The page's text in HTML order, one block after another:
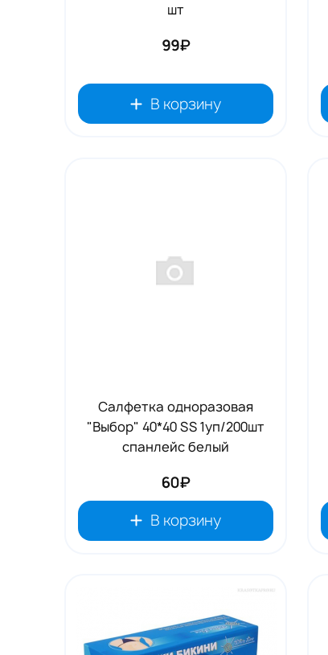
шт
99₽
В корзину
Салфетка одноразовая
"Выбор" 40*40 SS 1уп/200шт
спанлейс белый
60₽
В корзину